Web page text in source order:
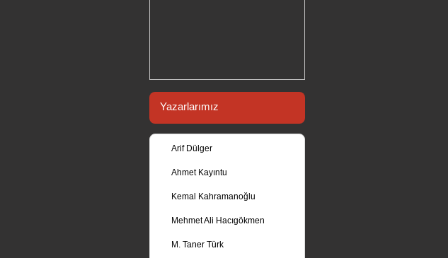
Yazarlarımız
Arif Dülger
Ahmet Kayıntu
Kemal Kahramanoğlu
Mehmet Ali Hacıgökmen
M. Taner Türk